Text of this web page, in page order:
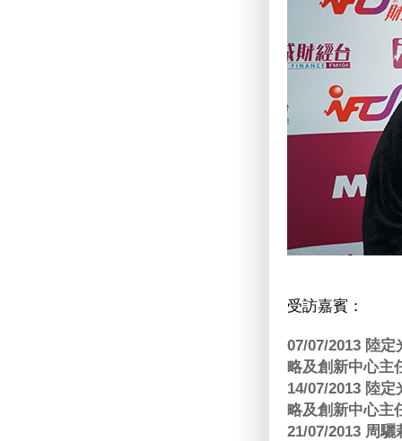
受訪嘉賓：
07/07/2013 陸
略及創新中心主
14/07/2013 陸
略及創新中心主
21/07/2013 周